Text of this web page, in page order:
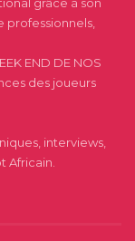
END DE NOS
des joueurs
interviews,
Africain.